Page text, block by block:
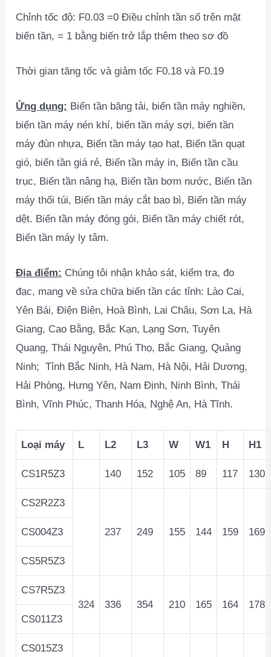
Chỉnh tốc độ: F0.03 =0 Điều chỉnh tần số trên mặt
biến tần, = 1 bằng biến trở lắp thêm theo sơ đồ
Thời gian tăng tốc và giảm tốc F0.18 và F0.19
Ứng dụng: Biến tần băng tải, biến tần máy nghiền,
biến tần máy nén khí, biến tần máy sợi, biến tần
máy đùn nhựa, Biến tần máy tạo hạt, Biến tần quạt
gió, biến tần giá rẻ, Biến tần máy in, Biến tần cầu
trục, Biến tần nâng hạ, Biến tần bơm nước, Biến tần
máy thổi túi, Biến tần máy cắt bao bì, Biến tần máy
dệt. Biến tần máy đóng gói, Biến tần máy chiết rót,
Biến tần máy ly tâm.
Địa điểm: Chúng tôi nhận khảo sát, kiểm tra, đo
đạc, mang về sửa chữa biến tần các tỉnh: Lào Cai,
Yên Bái, Điện Biên, Hoà Bình, Lai Châu, Sơn La, Hà
Giang, Cao Bằng, Bắc Kạn, Lạng Sơn, Tuyên
Quang, Thái Nguyên, Phú Thọ, Bắc Giang, Quảng
Ninh; Tỉnh Bắc Ninh, Hà Nam, Hà Nội, Hải Dương,
Hải Phòng, Hưng Yên, Nam Định, Ninh Bình, Thái
Bình, Vĩnh Phúc, Thanh Hóa, Nghệ An, Hà Tĩnh.
Loại máy L L2 L3 W W1 H H1
CS1R5Z3 140 152 105 89 117 130
CS2R2Z3
237 249 155 144 159 169
CS004Z3
CS5R5Z3
CS7R5Z3
324
336 354 210 165 164
178
CS011Z3
CS015Z3